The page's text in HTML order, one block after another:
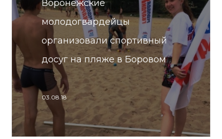
Воронежские
молодогвардейцы
организовали спортивный
досуг на пляже в Боровом
03.08.18